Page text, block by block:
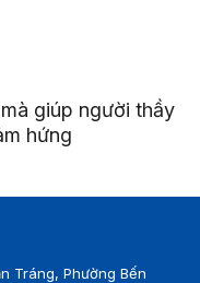
giúp người thầy
hứng
Tráng, Phường Bến